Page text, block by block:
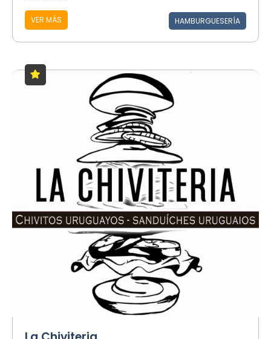
VER MÁS HAMBURGUESERÍA